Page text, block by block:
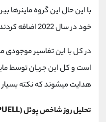
خود در سال 2022 اضافه کردند.
در کل با این تفاسیر موجودی
هدایت میشوند که نکته
تحلیل روز شاخص پوئل (PUELL)